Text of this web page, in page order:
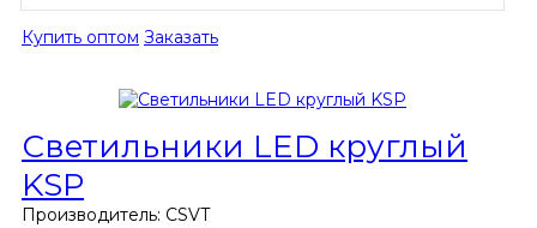
Купить оптом Заказать
Светильники LED круглый
KSP
Производитель: CSVT